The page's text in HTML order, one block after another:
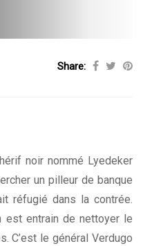
Share:
noir nommé Lyedeker
un pilleur de banque
réfugié dans la contrée.
est entrain de nettoyer le
C’est le général Verdugo